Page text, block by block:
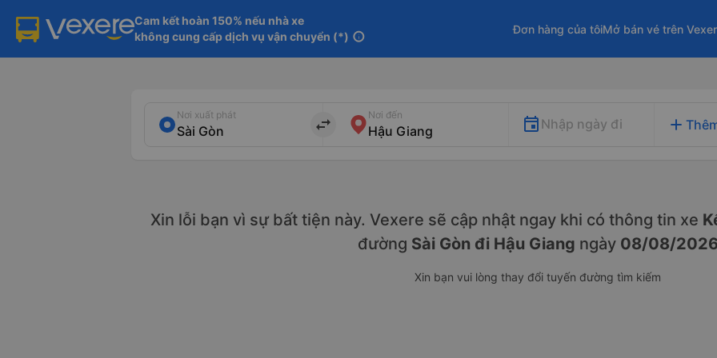
Cam kết hoàn 150% nếu nhà xe
không cung cấp dịch vụ vận chuyển (*) info
Đơn hàng của tôiMở bán vé trên
Nơi xuất phát
import_export
Nơi đến
Nhập ngày đi add
Xin lỗi bạn vì sự bất tiện này. Vexere sẽ cập nhật ngay khi có thông tin xe
đường Sài Gòn đi Hậu Giang ngày 08/08/2026
Xin bạn vui lòng thay đổi tuyến đường tìm kiếm